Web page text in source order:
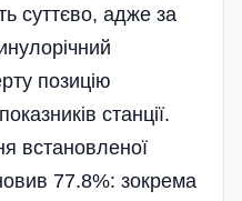
суттєво, адже за
позицію
станції.
встановленої
77.8%: зокрема